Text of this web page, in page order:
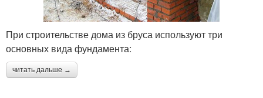
При строительстве дома из бруса используют три
основных вида фундамента:
читать дальше →